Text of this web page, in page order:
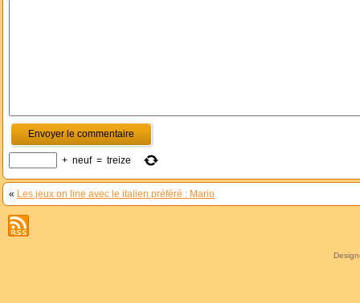
+ neuf = treize
« Les jeux on line avec le italien préféré : Mario